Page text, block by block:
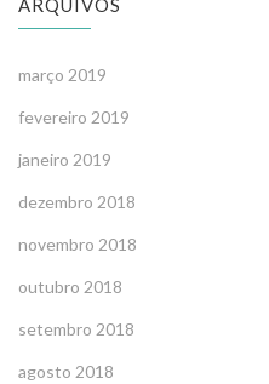
ARQUIVOS
março 2019
fevereiro 2019
janeiro 2019
dezembro 2018
novembro 2018
outubro 2018
setembro 2018
agosto 2018